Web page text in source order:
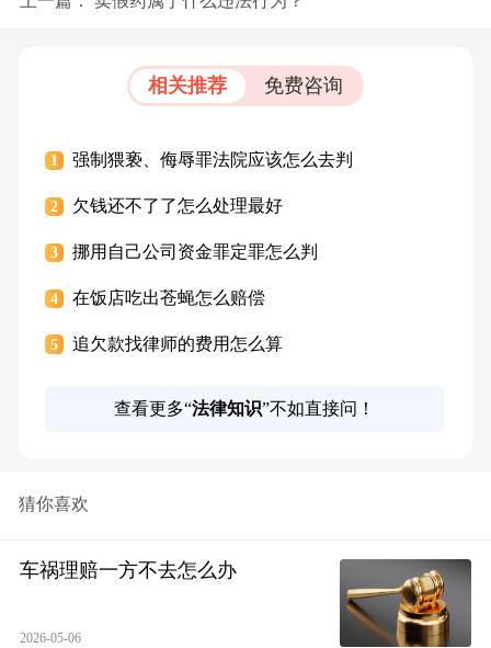
相关推荐 免费咨询
1 强制猥亵、侮辱罪法院应该怎么去判
2 欠钱还不了了怎么处理最好
3 挪用自己公司资金罪定罪怎么判
4 在饭店吃出苍蝇怎么赔偿
5 追欠款找律师的费用怎么算
查看更多“法律知识”不如直接问！
猜你喜欢
车祸理赔一方不去怎么办
2026-05-06